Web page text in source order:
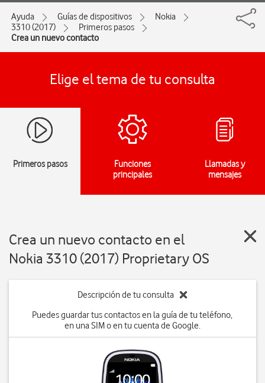
Ayuda Guías de dispositivos
Nokia
3310 (2017)
Primeros pasos
Crea un nuevo contacto
Elige el tema de tu consulta
Primeros pasos
Funciones
principales
Llamadas y
mensajes
Crea un nuevo contacto en el
Nokia 3310 (2017) Proprietary OS
Descripción de tu consulta
Puedes guardar tus contactos en la guía de tu teléfono,
en una SIM o en tu cuenta de Google.